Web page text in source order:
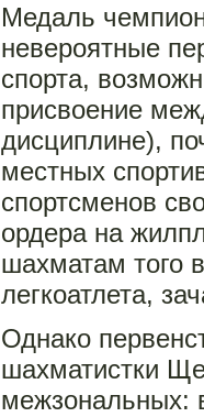
Медаль
невероятные
спорта,
присвоение
дисциплине),
местных
спортсменов
ордера на
шахматам того
легкоатлета,
Однако
шахматистки
межзональных: